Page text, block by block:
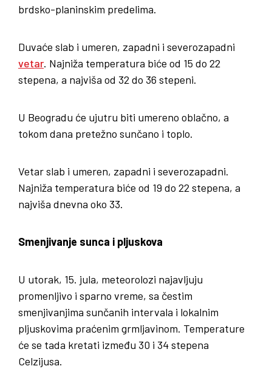
brdsko-planinskim predelima.
Duvaće slab i umeren, zapadni i severozapadni
vetar. Najniža temperatura biće od 15 do 22
stepena, a najviša od 32 do 36 stepeni.
U Beogradu će ujutru biti umereno oblačno, a
tokom dana pretežno sunčano i toplo.
Vetar slab i umeren, zapadni i severozapadni.
Najniža temperatura biće od 19 do 22 stepena, a
najviša dnevna oko 33.
Smenjivanje sunca i pljuskova
U utorak, 15. jula, meteorolozi najavljuju
promenljivo i sparno vreme, sa čestim
smenjivanjima sunčanih intervala i lokalnim
pljuskovima praćenim grmljavinom. Temperature
će se tada kretati između 30 i 34 stepena
Celzijusa.